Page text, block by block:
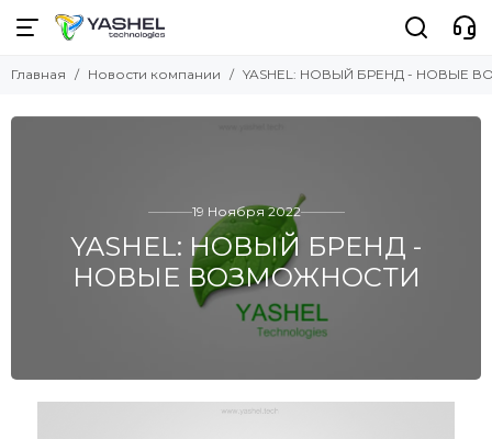
Главная Новости компании YASHEL: НОВЫЙ БРЕНД - НОВЫЕ
19 Ноября 2022
YASHEL: НОВЫЙ БРЕНД -
НОВЫЕ ВОЗМОЖНОСТИ